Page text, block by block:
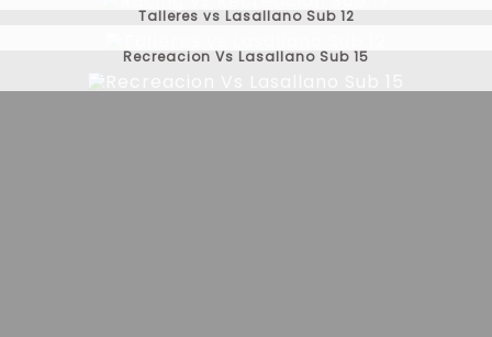
Talleres vs Lasallano Sub 12
Recreacion Vs Lasallano Sub 15